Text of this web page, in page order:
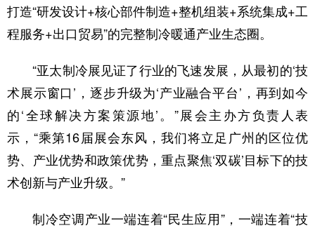
打造“研发设计+核心部件制造+整机组装+系统集成+工
程服务+出口贸易”的完整制冷暖通产业生态圈。
“亚太制冷展见证了行业的飞速发展，从最初的‘技
术展示窗口’，逐步升级为‘产业融合平台’，再到如今
的‘全球解决方案策源地’。”展会主办方负责人表
示，“乘第16届展会东风，我们将立足广州的区位优
势、产业优势和政策优势，重点聚焦‘双碳’目标下的技
术创新与产业升级。”
制冷空调产业一端连着“民生应用”，一端连着“技